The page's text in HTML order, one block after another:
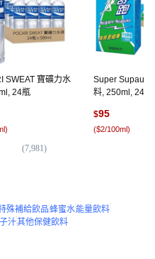
SWEAT 寶礦力水
24瓶
)
(7,981)
Super Supau
料, 250ml, 24入
$95
($2/100ml)
殊補給飲品蜂蜜水能量飲料
汁其他保健飲料